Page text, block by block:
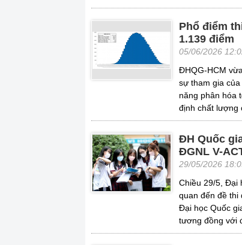
Phổ điểm
1.139 điểm
05/06/2026
ĐHQG-HCM
sự tham gia
năng phân hóa
định chất lượng
ĐH Quốc
ĐGNL V-
29/05/2026
Chiều 29/5, Đại
quan đến đề thi
Đại học Quốc
tương đồng với